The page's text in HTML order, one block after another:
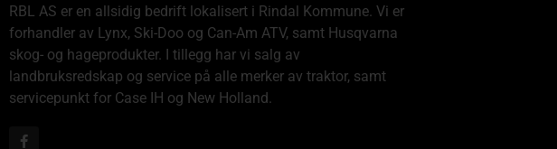
RBL AS er en allsidig bedrift lokalisert i Rindal Kommune. Vi er
forhandler av Lynx, Ski-Doo og Can-Am ATV, samt Husqvarna
skog- og hageprodukter. I tillegg har vi salg av
landbruksredskap og service på alle merker av traktor, samt
servicepunkt for Case IH og New Holland.